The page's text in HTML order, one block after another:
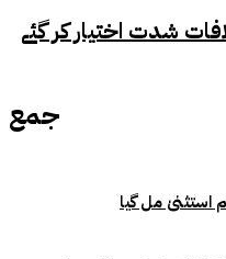
شدت اختیار کر گئے
جمع
استثنیٰ مل گیا